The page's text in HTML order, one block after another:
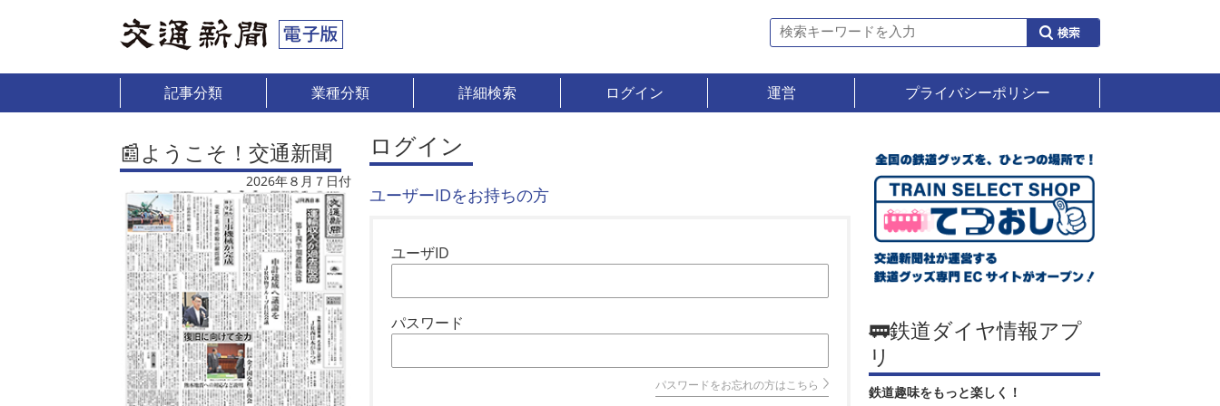
記事分類 業種分類 詳細検索 ログイン 運営 プライバシーポリシー
📰ようこそ！交通新聞
2026年８月７日付
ログイン
ユーザーIDをお持ちの方
ユーザID
パスワード
パスワードをお忘れの方はこちら
🚃鉄道ダイヤ情報アプ
リ
鉄道趣味をもっと楽しく！